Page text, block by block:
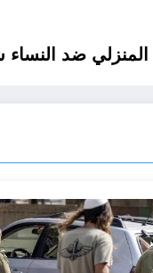
ضد النساء